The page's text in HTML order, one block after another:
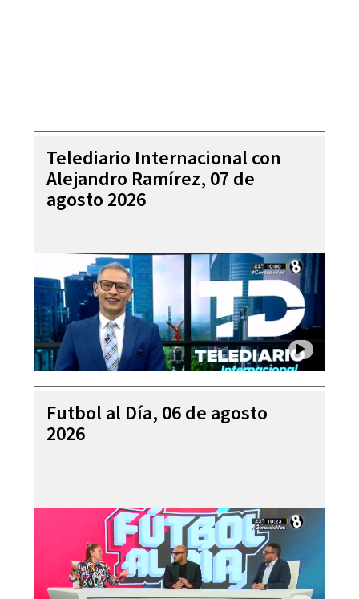
Telediario Internacional con
Alejandro Ramírez, 07 de
agosto 2026
Futbol al Día, 06 de agosto
2026